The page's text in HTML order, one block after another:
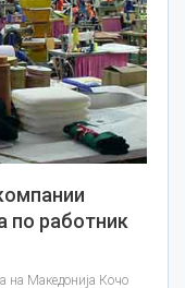
по работник
на Македонија Кочо